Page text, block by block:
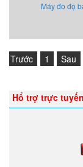
Máy đo độ
Trước 1 Sau
Hổ trợ trực tuyến